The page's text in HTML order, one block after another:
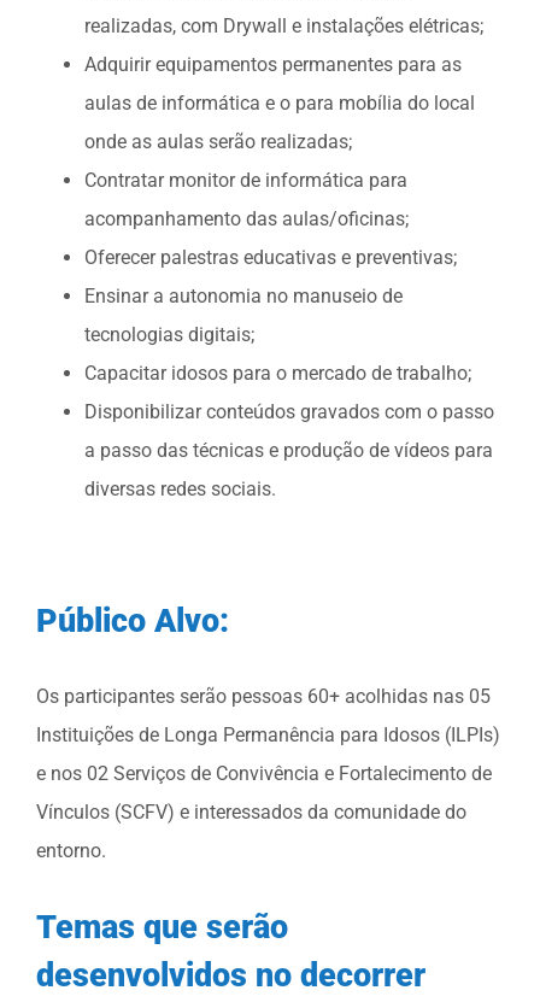
realizadas, com Drywall e instalações elétricas;
Adquirir equipamentos permanentes para as
aulas de informática e o para mobília do local
onde as aulas serão realizadas;
Contratar monitor de informática para
acompanhamento das aulas/oficinas;
Oferecer palestras educativas e preventivas;
Ensinar a autonomia no manuseio de
tecnologias digitais;
Capacitar idosos para o mercado de trabalho;
Disponibilizar conteúdos gravados com o passo
a passo das técnicas e produção de vídeos para
diversas redes sociais.
Público Alvo:
Os participantes serão pessoas 60+ acolhidas nas 05
Instituições de Longa Permanência para Idosos (ILPIs)
e nos 02 Serviços de Convivência e Fortalecimento de
Vínculos (SCFV) e interessados da comunidade do
entorno.
Temas que serão
desenvolvidos no decorrer